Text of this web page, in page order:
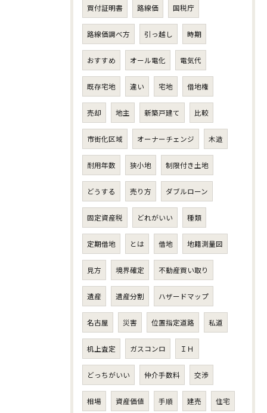
買付証明書 路線価 国税庁
路線価調べ方 引っ越し 時期
おすすめ オール電化 電気代
既存宅地 違い 宅地 借地権
売却 地主 新築戸建て 比較
市街化区域 オーナーチェンジ 木造
耐用年数 狭小地 制限付き土地
どうする 売り方 ダブルローン
固定資産税 どれがいい 種類
定期借地 とは 借地 地籍測量図
見方 境界確定 不動産買い取り
遺産 遺産分割 ハザードマップ
名古屋 災害 位置指定道路 私道
机上査定 ガスコンロ ＩＨ
どっちがいい 仲介手数料 交渉
相場 資産価値 手順 建売 住宅